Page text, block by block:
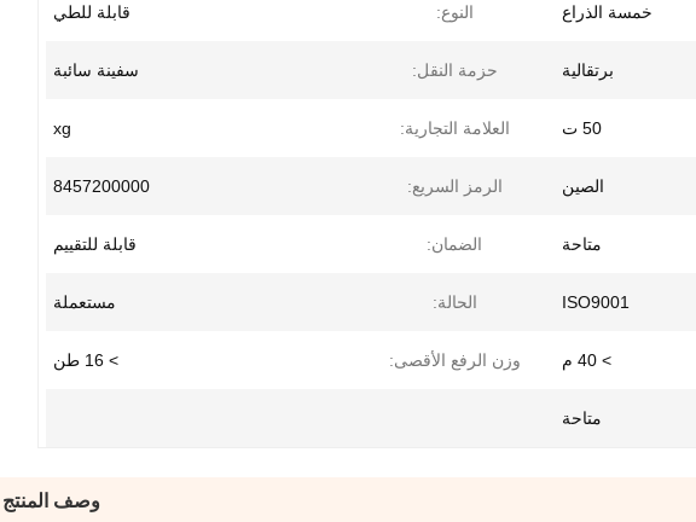
خمسة الذراع النوع: قابلة للطي
برتقالية حزمة النقل: سفينة سائبة
50 ت العلامة التجارية: xg
الصين الرمز السريع: 8457200000
متاحة الضمان: قابلة للتقييم
ISO9001 الحالة: مستعملة
> 40 م وزن الرفع الأقصى: > 16 طن
متاحة
وصف المنتج